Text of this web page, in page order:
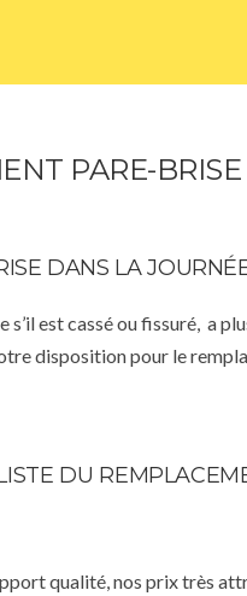
PARE-
DANS LA
est cassé ou fissuré, a
disposition pour le
DU
qualité, nos prix très